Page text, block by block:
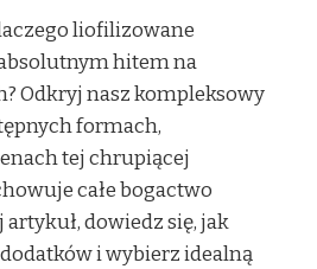
liofilizowane
hitem na
Odkryj nasz kompleksowy
formach,
tej chrupiącej
całe bogactwo
dowiedz się, jak
i wybierz idealną